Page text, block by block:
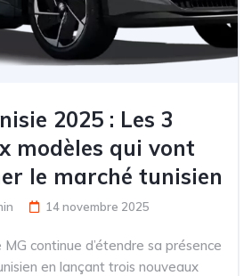
2025 : Les 3
modèles qui vont
le marché tunisien
14 novembre 2025
continue d’étendre sa présence
en lançant trois nouveaux